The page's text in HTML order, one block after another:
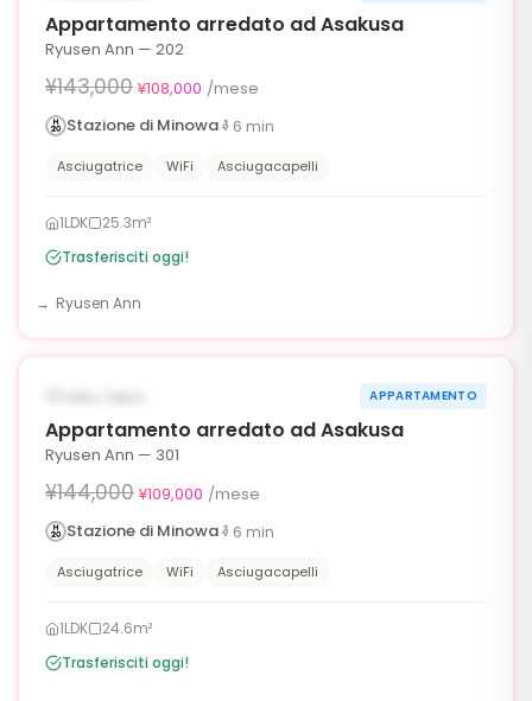
Appartamento arredato ad Asakusa
Ryusen Ann — 202
¥143,000 ¥108,000 /mese
Stazione di Minowa
6 min
Asciugatrice WiFi Asciugacapelli
1LDK
25.3m²
Trasferisciti oggi!
Ryusen Ann
‹ ›
APPARTAMENTO
Appartamento arredato ad Asakusa
Ryusen Ann — 301
¥144,000 ¥109,000 /mese
Stazione di Minowa
6 min
Asciugatrice WiFi Asciugacapelli
1LDK
24.6m²
Trasferisciti oggi!